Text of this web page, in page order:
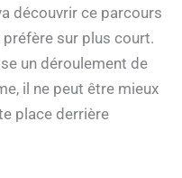
découvrir ce parcours
préfère sur plus court.
un déroulement de
il ne peut être mieux
place derrière